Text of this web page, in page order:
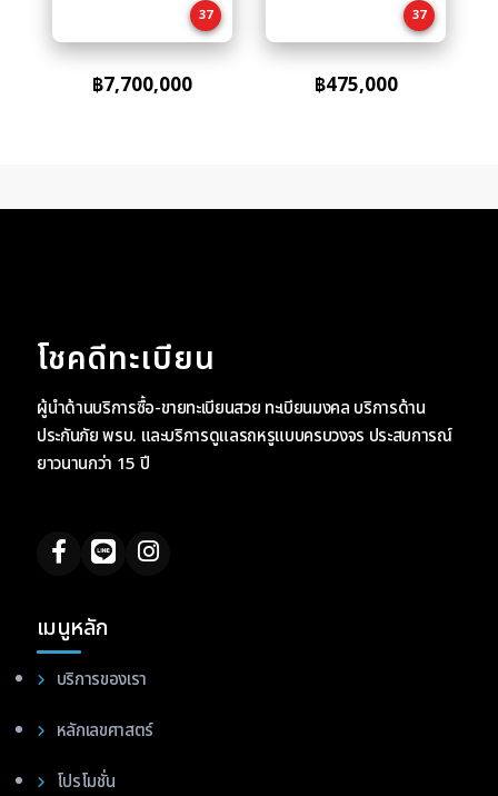
37
฿7,700,000
37
฿475,000
โชคดีทะเบียน
ผู้นำด้านบริการซื้อ-ขายทะเบียนสวย ทะเบียนมงคล บริการด้าน
ประกันภัย พรบ. และบริการดูแลรถหรูแบบครบวงจร ประสบการณ์
ยาวนานกว่า 15 ปี
เมนูหลัก
บริการของเรา
หลักเลขศาสตร์
โปรโมชั่น